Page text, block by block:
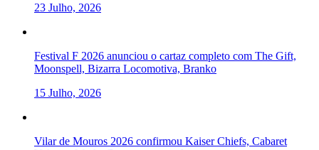
23 Julho, 2026
Festival F 2026 anunciou o cartaz completo com The Gift,
Moonspell, Bizarra Locomotiva, Branko
15 Julho, 2026
Vilar de Mouros 2026 confirmou Kaiser Chiefs, Cabaret